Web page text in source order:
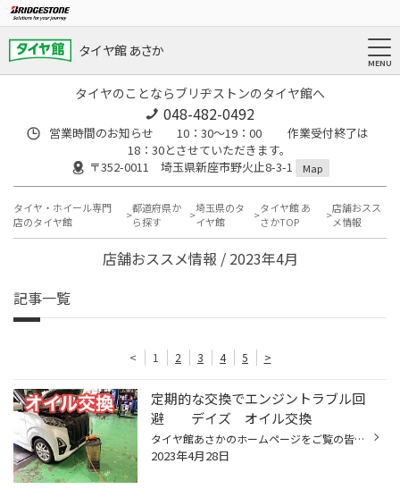
タイヤ館 あさか
タイヤのことならブリヂストンのタイヤ館へ
048-482-0492
営業時間のお知らせ 10：30～19：00 作業受付終了は
18：30とさせていただきます。
〒352-0011 埼玉県新座市野火止8-3-1
Map
タイヤ・ホイール専門
店のタイヤ館
都道府県か
ら探す
埼玉県のタ
イヤ館
タイヤ館 あ
さかTOP
店舗おスス
メ情報
店舗おススメ情報 / 2023年4月
記事一覧
< 1 2 3 4 5 >
定期的な交換でエンジントラブル回
避 デイズ オイル交換
タイヤ館あさかのホームページをご覧の皆様 こんにちは！ いつもご覧いただきありがとうございます！！ 本日は ★日産（ニッサン） ★デイズ のオイル交換のご紹介です。 ★車写真 使用するオイルはこちら ★エコグリーンオイル ★0W-20 今回は交換しませんでしたが、 オイル交換の2回に1回はフィルター...
2023年4月28日